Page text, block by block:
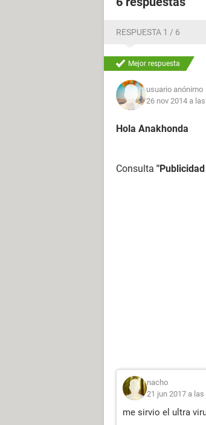
RESPUESTA 1 / 6
Mejor respuesta
usuario anónimo
26 nov 2014 a
Hola Anakhonda
Consulta
nacho
21 jun 2017 a las
me sirvio el ultra